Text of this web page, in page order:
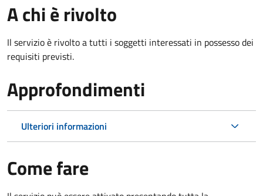
A chi è rivolto
Il servizio è rivolto a tutti i soggetti interessati in possesso dei
requisiti previsti.
Approfondimenti
Ulteriori informazioni
Come fare